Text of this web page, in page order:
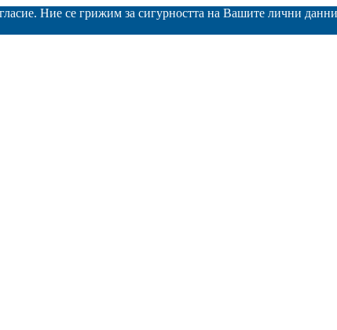
Ние се грижим за сигурността на Вашите лични